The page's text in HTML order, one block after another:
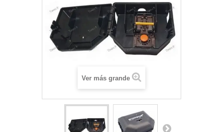
Ver más grande